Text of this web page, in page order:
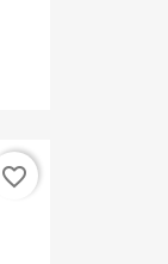
favorite_border